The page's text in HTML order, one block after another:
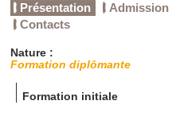
Présentation Admission
Contacts
Nature :
Formation diplômante
Formation initiale